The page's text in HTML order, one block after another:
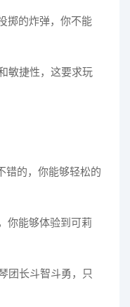
掷的炸弹，你不能
敏捷性，这要求玩
错的，你能够轻松的
你能够体验到可莉
团长斗智斗勇，只